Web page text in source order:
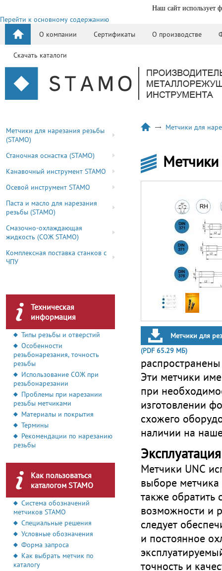
Наш сайт использует
Перейти к основному содержанию
О компании
Сертификаты О производстве
Скачать каталоги
Метчики для нарезания резьбы
(STAMO)
Станочная оснастка (STAMO)
Канавочный инструмент STAMO
Осевой инструмент STAMO
Паста и масло для нарезания
резьбы (STAMO)
Смазочно-охлаждающая
жидкость (СОЖ STAMO)
Комплексная поставка станков с
ЧПУ
Техническая
информация
Типы резьбы и отверстий
Особенности
резьбонарезания, точность
резьбы
Использование СОЖ при
резьбонарезании
Проблемы при нарезании
резьбы метчиками
Материалы и покрытия
Термины
Рекомендации по нарезанию
резьбы
Как пользоваться
каталогом STAMO
Система обозначений
метчиков STAMO
Специальные решения
Условные обозначения
Форма запроса
Как выбрать метчик по
каталогу
Метчики для
Метчики для
(PDF 65.29 МБ)
Эти метчики
при
изготовлении
схожего
наличии на
Метчики UNC
выборе метчика
также обратить
возможности и
следует
и постоянное
точность и